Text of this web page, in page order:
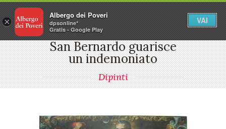
San Bernardo guarisce
un indemoniato
Dipinti
×
Albergo dei Poveri
dpsonline*
Gratis - Google Play
VAI